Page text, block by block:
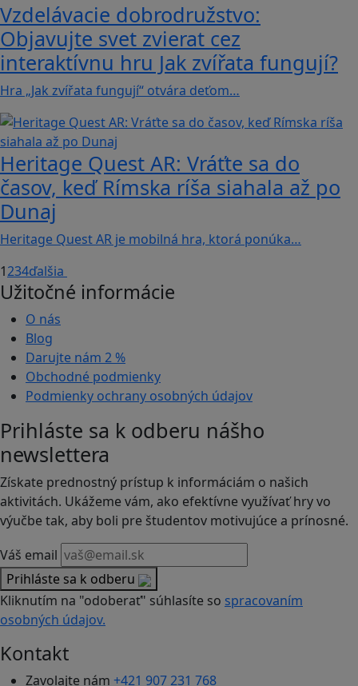
Vzdelávacie dobrodružstvo:
Objavujte svet zvierat cez
interaktívnu hru Jak zvířata fungují?
Hra „Jak zvířata fungují“ otvára deťom…
Heritage Quest AR: Vráťte sa do
časov, keď Rímska ríša siahala až po
Dunaj
Heritage Quest AR je mobilná hra, ktorá ponúka…
1234ďalšia
Užitočné informácie
O nás
Blog
Darujte nám 2 %
Obchodné podmienky
Podmienky ochrany osobných údajov
Prihláste sa k odberu nášho
newslettera
Získate prednostný prístup k informáciám o našich
aktivitách. Ukážeme vám, ako efektívne využívať hry vo
výučbe tak, aby boli pre študentov motivujúce a prínosné.
Váš email
Prihláste sa k odberu
Kliknutím na "odoberať" súhlasíte so spracovaním
osobných údajov.
Kontakt
Zavolajte nám +421 907 231 768